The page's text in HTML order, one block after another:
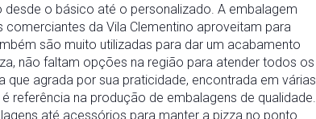
o básico até o personalizado. A embalagem
da Vila Clementino aproveitam para
são muito utilizadas para dar um acabamento
não faltam opções na região para atender todos os
agrada por sua praticidade, encontrada em várias
referência na produção de embalagens de qualidade.
até acessórios para manter a pizza no ponto